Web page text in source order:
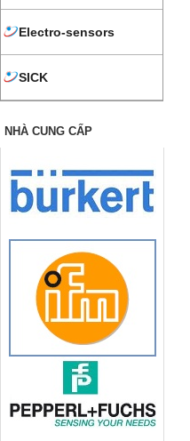
Electro-sensors
SICK
NHÀ CUNG CẤP